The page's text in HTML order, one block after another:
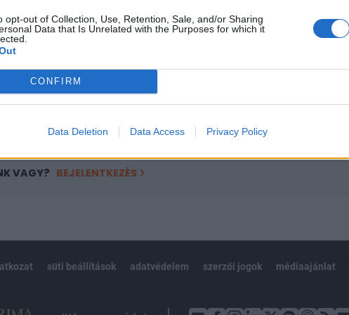
opt-out of Collection, Use, Retention, Sale, and/or Sharing
Data that Is Unrelated with the Purposes for which it
CONFIRM
Data Deletion Data Access Privacy Policy
tartalmazza:
cikkarchívum
elmúlt 2 év napon belüli
VAGY? BEJELENTKEZÉS
süti beállítások adatvédelem szerzői jogok médiaajánlat